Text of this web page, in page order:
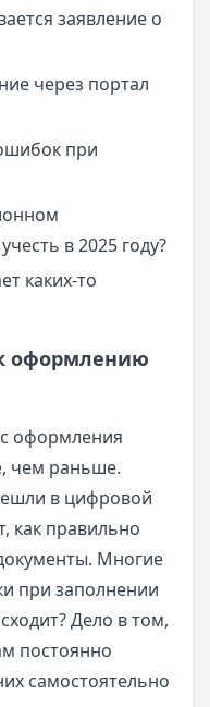
заявление о
через портал
при
в 2025 году?
каких-то
оформлению
оформления
чем раньше.
в цифровой
как правильно
Многие
при заполнении
Дело в том,
постоянно
самостоятельно